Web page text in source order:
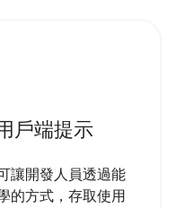
戶端提示
讓開發人員透過能
的方式，存取使用